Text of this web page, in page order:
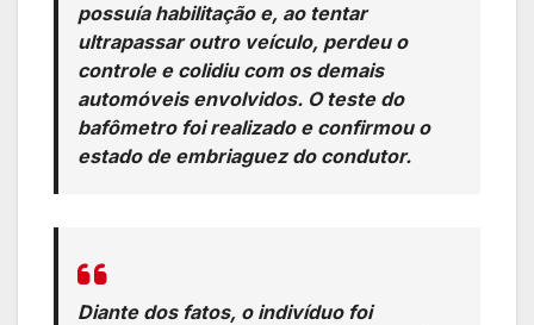
possuía habilitação e, ao tentar
ultrapassar outro veículo, perdeu o
controle e colidiu com os demais
automóveis envolvidos. O teste do
bafômetro foi realizado e confirmou o
estado de embriaguez do condutor.
Diante dos fatos, o indivíduo foi